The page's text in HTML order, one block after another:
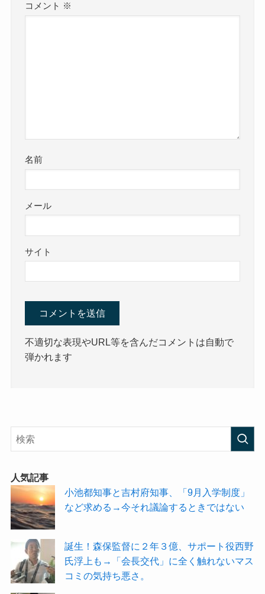
コメント ※
名前
メール
サイト
不適切な表現やURL等を含んだコメントは自動で
弾かれます
人気記事
小池都知事と吉村府知事、「9月入学制度」
など求める→今それ議論するときではない
誕生！森保監督に２年３億、サポート役西野
氏浮上も→「会長交代」に全く触れないマス
コミの気持ち悪さ。